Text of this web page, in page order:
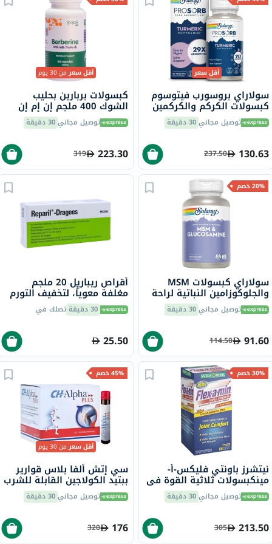
أقل سعر
سولاراي بروسورب فيتوسوم
كبسولات الكركم والكركمين
النباتية لدعم المفاصل، حزمة
من 30 توصيل مجاني30 دقيقة
130.63
237.50
أقل سعرمن 30 يوم
كبسولات بربارين بحليب
الشوك 400 ملجم إن إم إن
بايو، لدعم الكبد - 60 كبسولة
توصيل مجاني30 دقيقة
223.30
319
20% خصم
سولاراي كبسولات MSM
والجلوكوزامين النباتية لراحة
المفاصل وصحتها، 90 قرص
توصيل مجاني30 دقيقة
91.60
114.50
أقراص ريباريِل 20 ملجم
مغلفة معوياً، لتخفيف التورم
والاحتباس، 40 قطعة
30 دقيقة تصلك في
25.50
30% خصم
نيتشرز باونتي فليكس-أ-
مينكبسولات ثلاثية القوة في
الثمانيناتتوصيل مجاني30 دقيقة
213.50
305
45% خصم
أقل سعرمن 30 يوم
سي إتش ألفا بلاس قوارير
ببتيد الكولاجين القابلة للشرب
25 مل حزمة من 30 توصيل مجاني30 دقيقة
176
320